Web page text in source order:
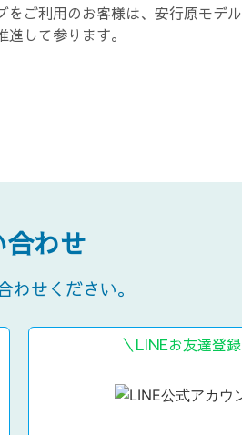
ご利用のお客様は、安行原モデ
して参ります。
わせ
わせください。
＼LINEお友達登